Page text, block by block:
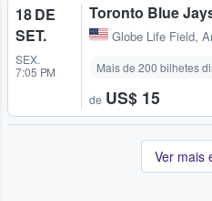
18 DE
SET.
SEX.
7:05 PM
Toronto Blue
Globe Life Field,
Mais de 200 bilhetes
de US$ 15
Ver mais